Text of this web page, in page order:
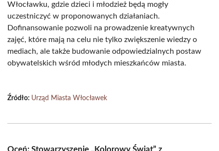
Włocławku, gdzie dzieci i młodzież będą mogły
uczestniczyć w proponowanych działaniach.
Dofinansowanie pozwoli na prowadzenie kreatywnych
zajęć, które mają na celu nie tylko zwiększenie wiedzy o
mediach, ale także budowanie odpowiedzialnych postaw
obywatelskich wśród młodych mieszkańców miasta.
Źródło: Urząd Miasta Włocławek
Oceń: Stowarzyszenie „Kolorowy Świat” z